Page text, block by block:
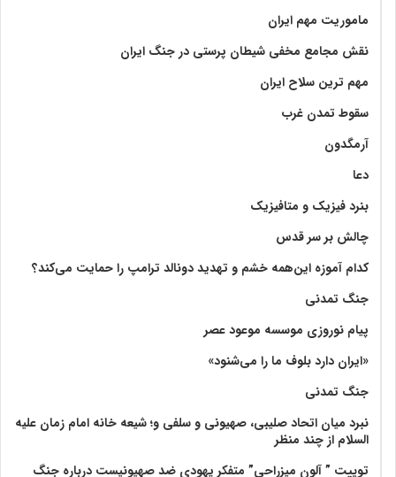
ماموریت مهم ایران
نقش مجامع مخفی شیطان پرستی در جنگ ایران
مهم ترین سلاح ایران
سقوط تمدن غرب
آرمگدون
دعا
بنرد فیزیک و متافیزیک
چالش بر سر قدس
کدام آموزه این‌همه خشم و تهدید دونالد ترامپ را حمایت می‌کند؟
جنگ تمدنی
پیام نوروزی موسسه موعود عصر
«ایران دارد بلوف ما را می‌شنود»
جنگ تمدنی
نبرد میان اتحاد صلیبی، صهیونی و سلفی و؛ شیعه خانه امام زمان علیه
السلام از چند منظر
توییت ” آلون میزراحی” متفکر یهودی ضد صهیونیست درباره جنگ